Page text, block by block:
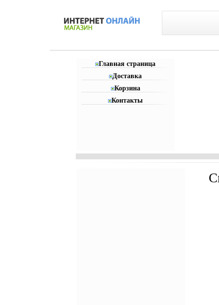
Главная страница
Доставка
Корзина
Контакты